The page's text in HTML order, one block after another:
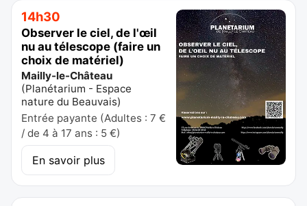
14h30
Observer le ciel, de l'œil
nu au télescope (faire un
choix de matériel)
Mailly-le-Château
(Planétarium - Espace
nature du Beauvais)
Entrée payante (Adultes : 7 €
/ de 4 à 17 ans : 5 €)
En savoir plus